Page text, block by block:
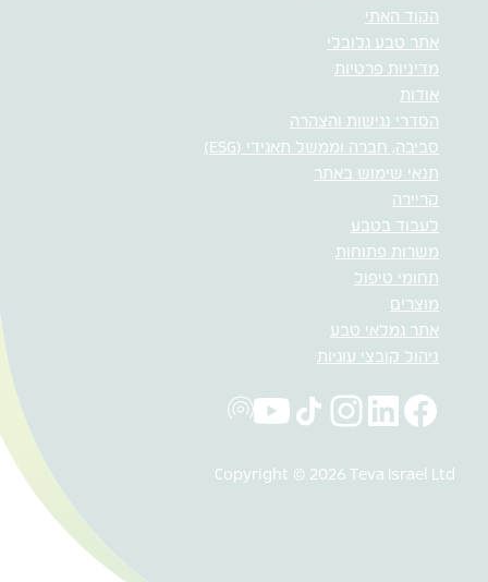
הקוד האתי
אתר טבע גלובלי
מדיניות פרטיות
אודות
הסדרי נגישות והצהרה
סביבה, חברה וממשל תאגידי (ESG)
תנאי שימוש באתר
קריירה
לעבוד בטבע
משרות פתוחות
תחומי טיפול
מוצרים
אתר גמלאי טבע
ניהול קובצי עוגיות
Copyright © 2026 Teva Israel Ltd